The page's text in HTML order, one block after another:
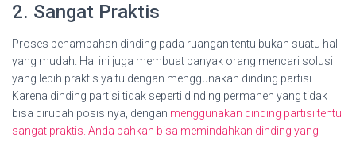
2. Sangat Praktis
Proses penambahan dinding pada ruangan tentu bukan suatu hal
yang mudah. Hal ini juga membuat banyak orang mencari solusi
yang lebih praktis yaitu dengan menggunakan dinding partisi.
Karena dinding partisi tidak seperti dinding permanen yang tidak
bisa dirubah posisinya, dengan menggunakan dinding partisi tentu
sangat praktis. Anda bahkan bisa memindahkan dinding yang